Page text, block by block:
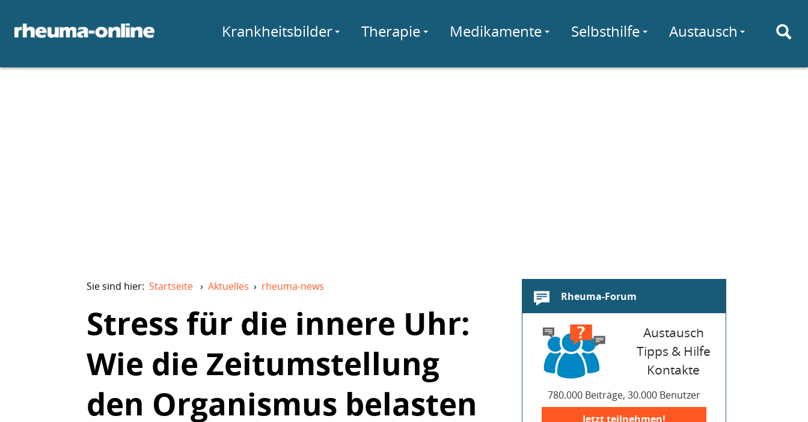
Krankheitsbilder Therapie Medikamente Selbsthilfe Austausch
Sie sind hier: Startseite › Aktuelles › rheuma-news
Stress für die innere Uhr:
Wie die Zeitumstellung
den Organismus belasten
Rheuma-Forum
Austausch
Tipps & Hilfe
Kontakte
780.000 Beiträge, 30.000 Benutzer
Jetzt teilnehmen!